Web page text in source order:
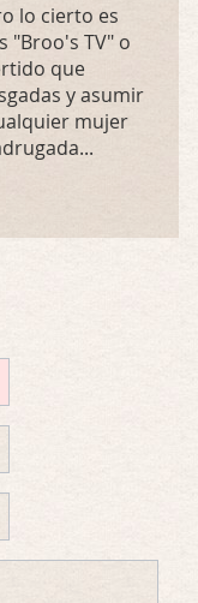
lo cierto es
"Broo's TV" o
que
y asumir
mujer